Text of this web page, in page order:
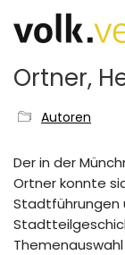
Ortner,
Autoren
Der in der
Ortner konnte
Stadtführungen